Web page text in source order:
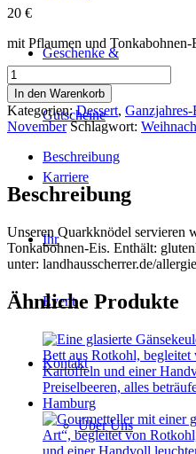
Geschenke &
Gutscheine
Karriere
Ihr
Event
Kontakt
Über Uns
20 €
mit Pflaumen und Tonkabohnen-
Quarkknödel
aus
der
Wilstermarsch
Menge
In den Warenkorb
Kategorien:Dessert, Ganzjahres-
November Schlagwort:
Beschreibung
Beschreibung
Unseren Quarkknödel servieren
Tonkabohnen-Eis. Enthält:
unter: landhausscherrer.de/
Ähnliche Produkte